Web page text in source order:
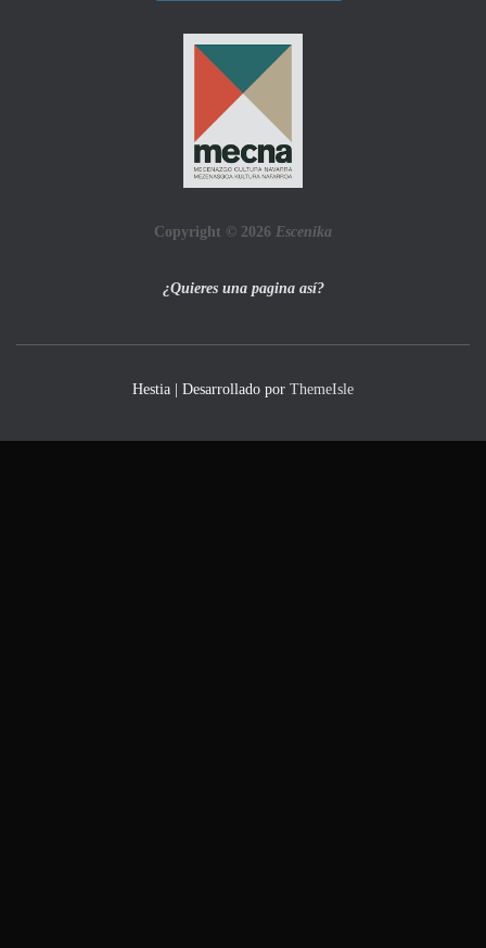
Copyright © 2026 Escenika
¿Quieres una pagina así?
Hestia | Desarrollado por ThemeIsle